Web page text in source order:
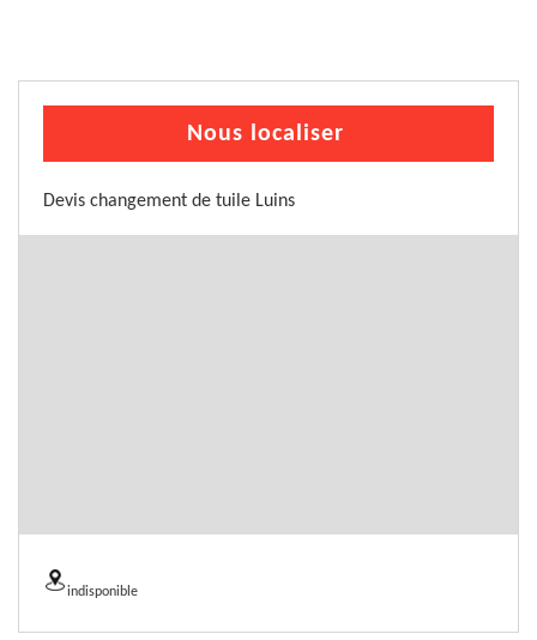
Nous localiser
Devis changement de tuile Luins
indisponible